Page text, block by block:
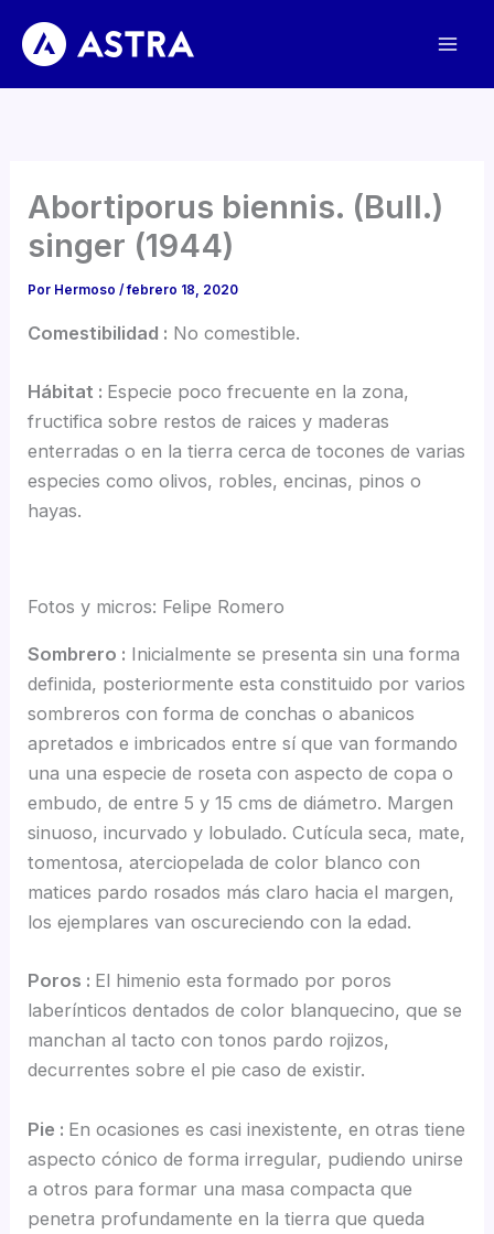
contenido
Abortiporus biennis. (Bull.)
singer (1944)
Por Hermoso/febrero 18, 2020
Comestibilidad : No comestible.
Hábitat : Especie poco frecuente en la zona,
fructifica sobre restos de raices y maderas
enterradas o en la tierra cerca de tocones de varias
especies como olivos, robles, encinas, pinos o
hayas.
Fotos y micros: Felipe Romero
Sombrero : Inicialmente se presenta sin una forma
definida, posteriormente esta constituido por varios
sombreros con forma de conchas o abanicos
apretados e imbricados entre sí que van formando
una una especie de roseta con aspecto de copa o
embudo, de entre 5 y 15 cms de diámetro. Margen
sinuoso, incurvado y lobulado. Cutícula seca, mate,
tomentosa, aterciopelada de color blanco con
matices pardo rosados más claro hacia el margen,
los ejemplares van oscureciendo con la edad.
Poros : El himenio esta formado por poros
laberínticos dentados de color blanquecino, que se
manchan al tacto con tonos pardo rojizos,
decurrentes sobre el pie caso de existir.
Pie : En ocasiones es casi inexistente, en otras tiene
aspecto cónico de forma irregular, pudiendo unirse
a otros para formar una masa compacta que
penetra profundamente en la tierra que queda